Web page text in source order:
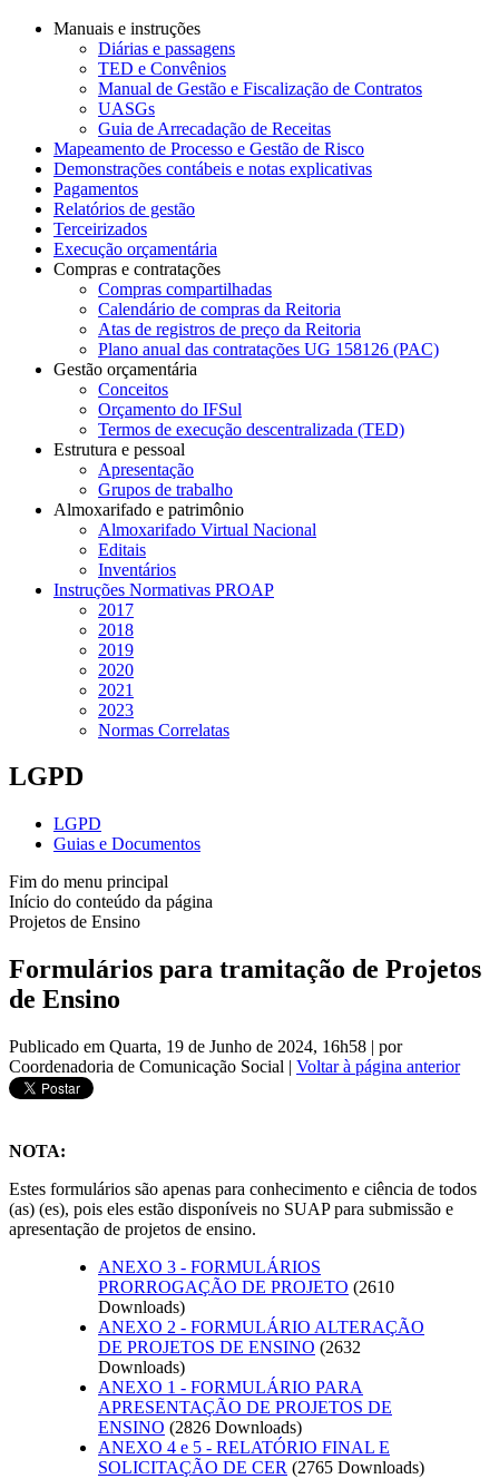
Manuais e instruções
Diárias e passagens
TED e Convênios
Manual de Gestão e Fiscalização de Contratos
UASGs
Guia de Arrecadação de Receitas
Mapeamento de Processo e Gestão de Risco
Demonstrações contábeis e notas explicativas
Pagamentos
Relatórios de gestão
Terceirizados
Execução orçamentária
Compras e contratações
Compras compartilhadas
Calendário de compras da Reitoria
Atas de registros de preço da Reitoria
Plano anual das contratações UG 158126 (PAC)
Gestão orçamentária
Conceitos
Orçamento do IFSul
Termos de execução descentralizada (TED)
Estrutura e pessoal
Apresentação
Grupos de trabalho
Almoxarifado e patrimônio
Almoxarifado Virtual Nacional
Editais
Inventários
Instruções Normativas PROAP
2017
2018
2019
2020
2021
2023
Normas Correlatas
LGPD
LGPD
Guias e Documentos
Fim do menu principal
Início do conteúdo da página
Projetos de Ensino
Formulários para tramitação de Projetos
de Ensino
Publicado em Quarta, 19 de Junho de 2024, 16h58 | por
Coordenadoria de Comunicação Social | Voltar à página anterior
NOTA:
Estes formulários são apenas para conhecimento e ciência de todos
(as) (es), pois eles estão disponíveis no SUAP para submissão e
apresentação de projetos de ensino.
ANEXO 3 - FORMULÁRIOS
PRORROGAÇÃO DE PROJETO (2610
Downloads)
ANEXO 2 - FORMULÁRIO ALTERAÇÃO
DE PROJETOS DE ENSINO (2632
Downloads)
ANEXO 1 - FORMULÁRIO PARA
APRESENTAÇÃO DE PROJETOS DE
ENSINO (2826 Downloads)
ANEXO 4 e 5 - RELATÓRIO FINAL E
SOLICITAÇÃO DE CER (2765 Downloads)